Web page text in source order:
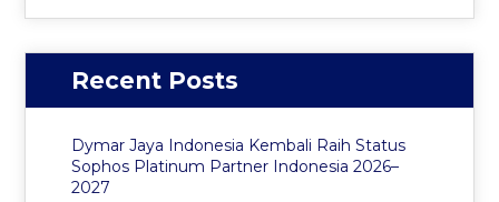
Recent Posts
Dymar Jaya Indonesia Kembali Raih Status
Sophos Platinum Partner Indonesia 2026–
2027